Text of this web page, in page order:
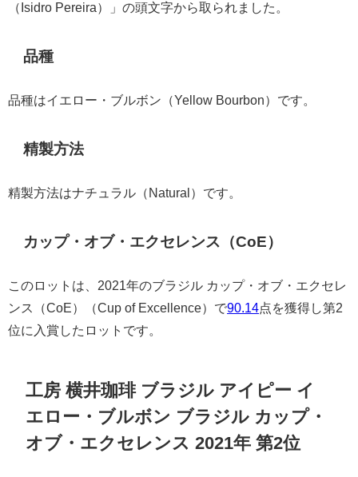
（Isidro Pereira）」の頭文字から取られました。
品種
品種はイエロー・ブルボン（Yellow Bourbon）です。
精製方法
精製方法はナチュラル（Natural）です。
カップ・オブ・エクセレンス（CoE）
このロットは、2021年のブラジル カップ・オブ・エクセレ
ンス（CoE）（Cup of Excellence）で90.14点を獲得し第2
位に入賞したロットです。
工房 横井珈琲 ブラジル アイピー イ
エロー・ブルボン ブラジル カップ・
オブ・エクセレンス 2021年 第2位